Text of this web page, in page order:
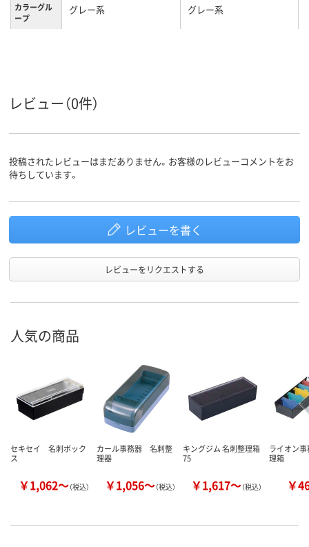
カラーグル
ープ
グレー系 グレー系
レビュー（0件）
投稿されたレビューはまだありません。お客様のレビューコメントをお
待ちしています。
レビューを書く
レビューをリクエストする
人気の商品
セキセイ 名刺ボック
ス
￥1,062～（税込）
カール事務器 名刺整
理器
￥1,056～（税込）
キングジム 名刺整理箱
75
￥1,617～（税込）
ライオン
理箱
￥